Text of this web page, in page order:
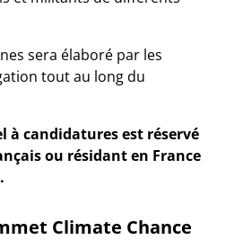
sera élaboré par les
tout au long du
à candidatures est réservé
ou résidant en France
Climate Chance